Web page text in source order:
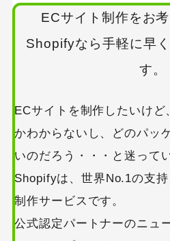
ECサイト制作をお
Shopifyなら手軽に早
す。
ECサイトを制作したいけ
かわからないし、どのパッ
いのだろう・・・と迷って
Shopifyは、世界No.1の支
制作サービスです。
公式認定パートナーのニュ